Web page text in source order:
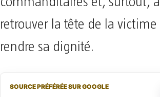
retrouver la tête de la
rendre sa dignité.
SOURCE PRÉFÉRÉE SUR GOOGLE